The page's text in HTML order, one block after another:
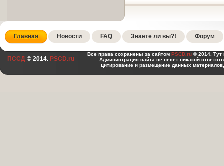
Главная Новости FAQ Знаете ли вы?! Форум
ПССД © 2014. PSCD.ru
Все права сохранены за сайтом PSCD.ru © 2014. Тут
Администрация сайта не несёт никакой
цитирование и размещение данных